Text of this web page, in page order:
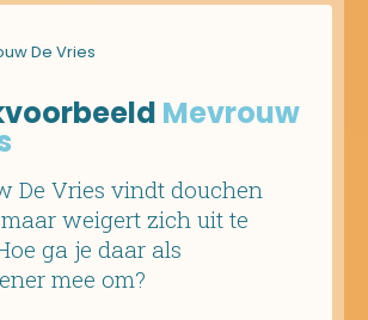
De Vries
Mevrouw
De Vries vindt douchen
weigert zich uit te
ga je daar als
mee om?